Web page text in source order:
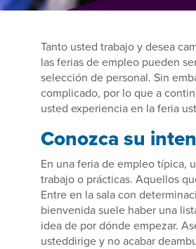
Tanto usted trabajo y desea
las ferias de empleo pueden
selección de personal. Sin
complicado, por lo que a
usted experiencia en la feria
Conozca su
En una feria de empleo típica,
trabajo o prácticas. Aquellos
Entre en la sala con
bienvenida suele haber una
idea de por dónde empezar.
usteddirige y no acabar